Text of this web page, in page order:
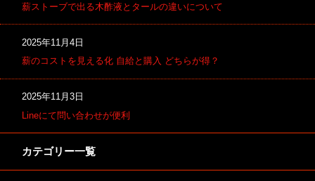
薪ストーブで出る木酢液とタールの違いについて
2025年11月4日
薪のコストを見える化 自給と購入 どちらが得？
2025年11月3日
Lineにて問い合わせが便利
カテゴリー一覧